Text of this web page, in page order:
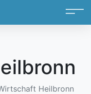
Heilbronn